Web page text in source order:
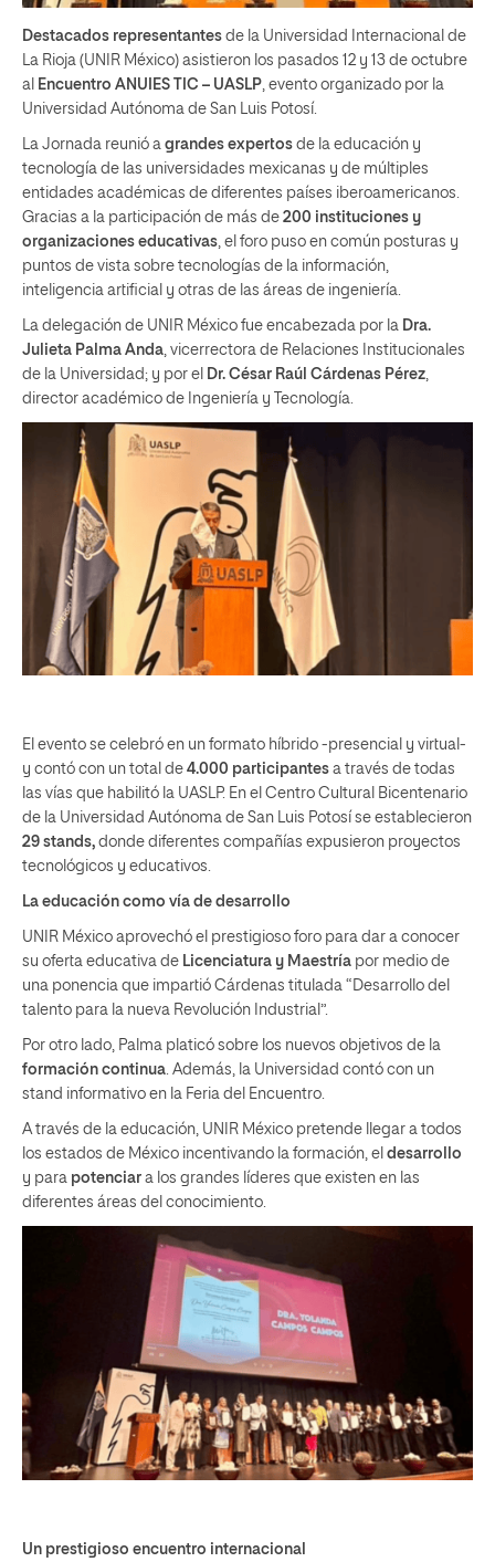
Destacados representantes de la Universidad Internacional de
La Rioja (UNIR México) asistieron los pasados 12 y 13 de octubre
al
Encuentro ANUIES TIC – UASLP , evento organizado por la
Universidad Autónoma de San Luis Potosí.
La Jornada reunió a grandes expertos de la educación y
tecnología de las universidades mexicanas y de múltiples
entidades académicas de diferentes países iberoamericanos.
Gracias a la participación de más de 200 instituciones y
organizaciones educativas , el foro puso en común posturas y
puntos de vista sobre tecnologías de la información,
inteligencia artificial y otras de las áreas de ingeniería.
La delegación de UNIR México fue encabezada por la Dra.
Julieta Palma Anda , vicerrectora de Relaciones Institucionales
de la Universidad; y por el Dr. César Raúl Cárdenas Pérez
director académico de Ingeniería y Tecnología.
El evento se celebró en un formato híbrido -presencial y virtual-
y contó con un total de 4.000 participantes a través de todas
las vías que habilitó la UASLP. En el Centro Cultural Bicentenario
de la Universidad Autónoma de San Luis Potosí se establecieron
29 stands, donde diferentes compañías expusieron proyectos
tecnológicos y educativos.
La educación como vía de desarrollo
UNIR México aprovechó el prestigioso foro para dar a conocer
su oferta educativa de Licenciatura y Maestría por medio de
una ponencia que impartió Cárdenas titulada “Desarrollo del
talento para la nueva Revolución Industrial”.
Por otro lado, Palma platicó sobre los nuevos objetivos de la
formación continua. Además, la Universidad contó con un
stand informativo en la Feria del Encuentro.
A través de la educación, UNIR México pretende llegar a todos
los estados de México incentivando la formación, el desarrollo
y para potenciar a los grandes líderes que existen en las
diferentes áreas del conocimiento.
Un prestigioso encuentro internacional